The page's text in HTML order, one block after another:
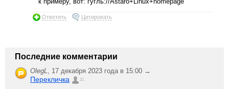
Ответить Цитировать
Последние комментарии
OlegL 17 декабря 2023 года в 15:00 →
Перекличка 21